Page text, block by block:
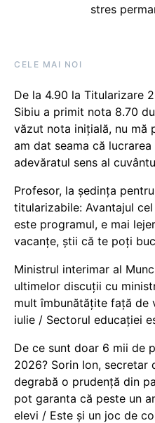
stres
CELE MAI NOI
De la 4.90 la Titularizare
Sibiu a primit nota 8.70
văzut nota inițială, nu mă
am dat seama că
adevăratul sens al
Profesor, la ședința
titularizabile: Avantajul
este programul, e mai
vacanţe, știi că te poți
Ministrul interimar al
ultimelor discuții cu
mult îmbunătățite față de
iulie / Sectorul educației
De ce sunt doar 6 mii de
2026? Sorin Ion, secretar
degrabă o prudență din
pot garanta că peste un
elevi / Este și un joc de